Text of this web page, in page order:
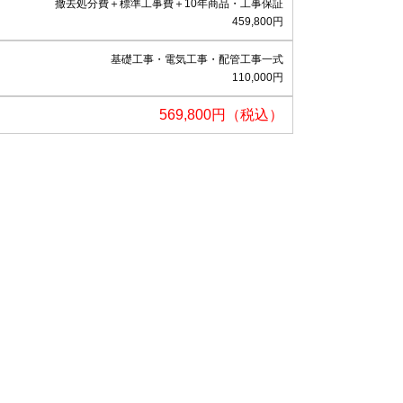
撤去処分費＋標準工事費＋10年商品・工事保証
459,800円
基礎工事・電気工事・配管工事一式
110,000円
569,800円（税込）